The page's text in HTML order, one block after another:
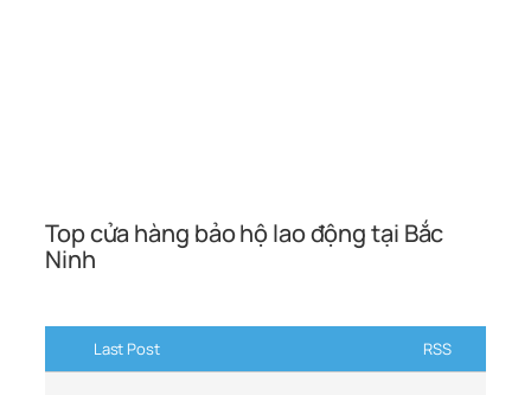
Top cửa hàng bảo hộ lao động tại Bắc
Ninh
Last Post RSS